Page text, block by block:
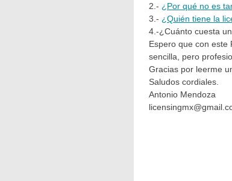
2.- ¿Por qué no es
3.- ¿Quién tiene la
4.-¿Cuánto cuesta
Espero que con este
sencilla, pero
Gracias por leerme
Saludos cordiales.
Antonio Mendoza